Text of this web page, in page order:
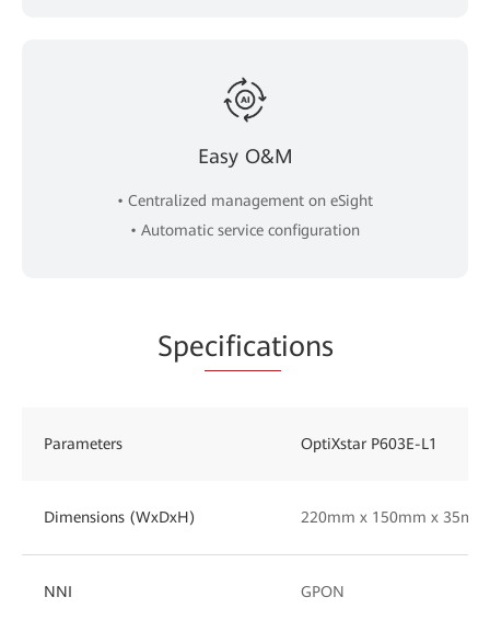
Easy O&M
• Centralized management on eSight
• Automatic service configuration
Specifications
Parameters OptiXstar P603E-L1
Dimensions (WxDxH) 220mm x 150mm x 35mm
NNI GPON